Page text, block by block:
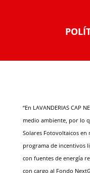
“En LAVANDERIAS CAP
medio ambiente, por lo
Solares Fotovoltaicos en
programa de incentivos
con fuentes de energía
con cargo al Fondo